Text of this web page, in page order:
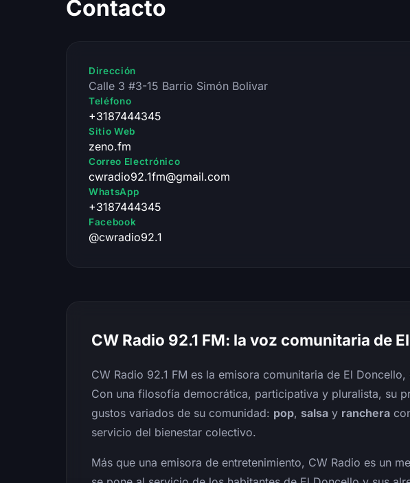
Contacto
Dirección
Calle 3 #3-15 Barrio Simón Bolivar
Teléfono
+3187444345
Sitio Web
zeno.fm
Correo Electrónico
cwradio92.1fm@gmail.com
WhatsApp
+3187444345
Facebook
@cwradio92.1
CW Radio 92.1 FM: la voz comunitaria de
CW Radio 92.1 FM es la emisora comunitaria de El
Con una filosofía democrática, participativa y pluralista, su
gustos variados de su comunidad: pop, salsa y ranchera
servicio del bienestar colectivo.
Más que una emisora de entretenimiento, CW Radio es un